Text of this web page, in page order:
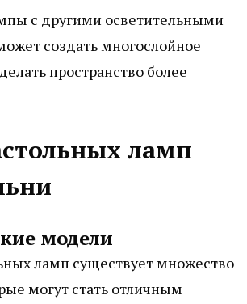
с другими осветительными
создать многослойное
пространство более
ламп
модели
ламп существует множество
могут стать отличным